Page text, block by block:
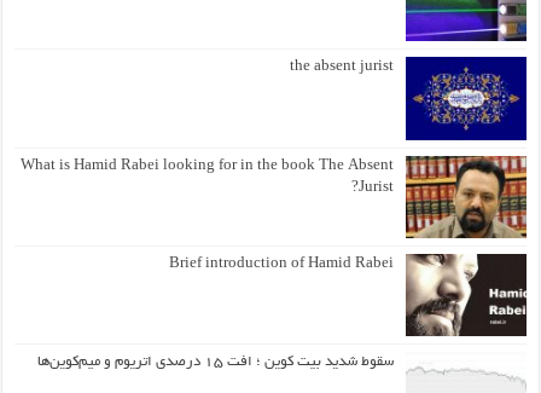
the absent jurist
What is Hamid Rabei looking for in the book The Absent
Jurist?
Brief introduction of Hamid Rabei
سقوط شدید بیت کوین ؛ افت ۱۵ درصدی اتریوم و میم‌کوین‌ها